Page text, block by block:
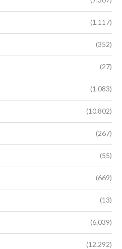
(1.117)
(352)
(27)
(1.083)
(10.802)
(267)
(55)
(669)
(13)
(6.039)
(12.292)